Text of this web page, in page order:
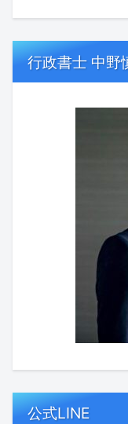
行政書士 中野
公式LINE